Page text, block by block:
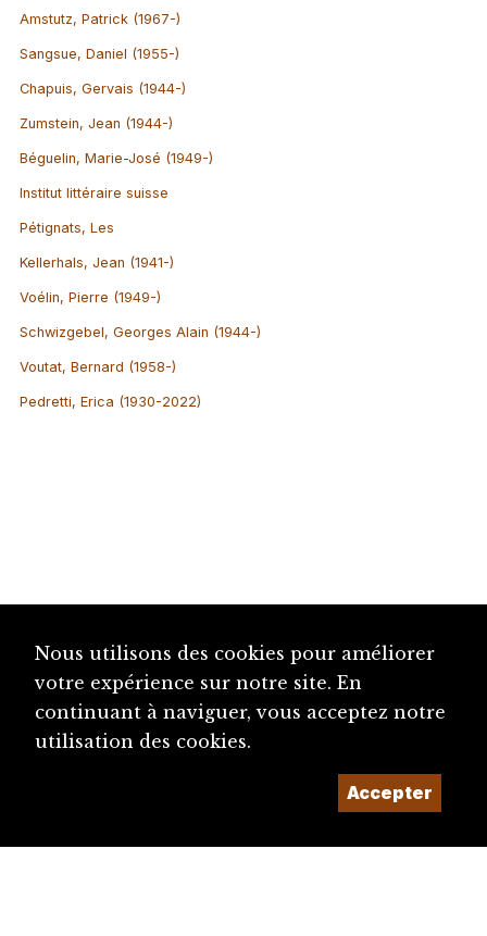
Amstutz, Patrick (1967-)
Sangsue, Daniel (1955-)
Chapuis, Gervais (1944-)
Zumstein, Jean (1944-)
Béguelin, Marie-José (1949-)
Institut littéraire suisse
Pétignats, Les
Kellerhals, Jean (1941-)
Voélin, Pierre (1949-)
Schwizgebel, Georges Alain (1944-)
Voutat, Bernard (1958-)
Pedretti, Erica (1930-2022)
Nous utilisons des cookies pour améliorer
votre expérience sur notre site. En
continuant à naviguer, vous acceptez notre
utilisation des cookies.
Accepter